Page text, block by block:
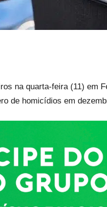
na quarta-feira (11) em
de homicídios em